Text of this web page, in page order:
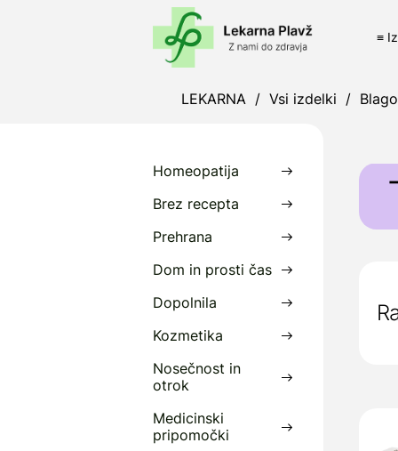
≡
LEKARNA / Vsi izdelki /
Homeopatija
Brez recepta
Prehrana
Dom in prosti čas
Dopolnila
Kozmetika
Nosečnost in
otrok
Medicinski
pripomočki